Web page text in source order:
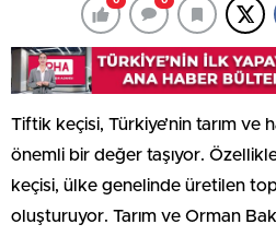
Tiftik keçisi, Türkiye’nin tarım ve
önemli bir değer taşıyor.
keçisi, ülke genelinde üretilen
oluşturuyor. Tarım ve Orman